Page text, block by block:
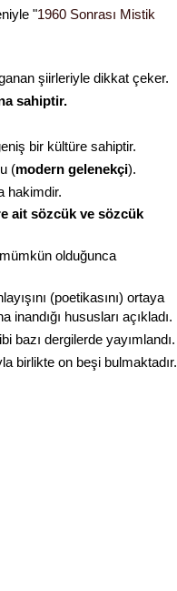
"1960 Sonrası Mistik
şiirleriyle dikkat çeker.
sahiptir.
bir kültüre sahiptir.
(modern gelenekçi).
hakimdir.
ait sözcük ve sözcük
olduğunca
(poetikasını) ortaya
inandığı hususları açıkladı.
bazı dergilerde yayımlandı.
birlikte on beşi bulmaktadır.